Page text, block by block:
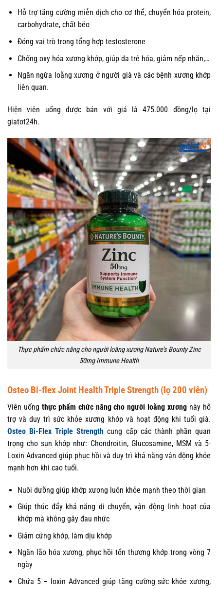
Hỗ trợ tăng cường miễn dịch cho cơ thể, chuyển hóa protein,
carbohydrate, chất béo
Đóng vai trò trong tổng hợp testosterone
Chống oxy hóa xương khớp, giúp da trẻ hóa, giảm nếp nhăn,…
Ngăn ngừa loãng xương ở người già và các bệnh xương khớp
liên quan.
Hiện viên uống được bán với giá là 475.000 đồng/lọ tại
giatot24h.
Thực phẩm chức năng cho người loãng xương Nature’s Bounty Zinc
50mg Immune Health
Osteo Bi-flex Joint Health Triple Strength (lọ 200 viên)
Viên uống thực phẩm chức năng cho người loãng xương này hỗ
trợ và duy trì sức khỏe xương khớp và hoạt động khi tuổi già.
Osteo Bi-Flex Triple Strength cung cấp các thành phần quan
trọng cho sụn khớp như: Chondroitin, Glucosamine, MSM và 5-
Loxin Advanced giúp phục hồi và duy trì khả năng vận động khỏe
mạnh hơn khi cao tuổi.
Nuôi dưỡng giúp khớp xương luôn khỏe mạnh theo thời gian
Giúp thúc đẩy khả năng di chuyển, vận động linh hoạt của
khớp mà không gây đau nhức
Giảm cứng khớp, làm dịu khớp
Ngăn lão hóa xương, phục hồi tổn thương khớp trong vòng 7
ngày
Chứa 5 – loxin Advanced giúp tăng cường sức khỏe xương,